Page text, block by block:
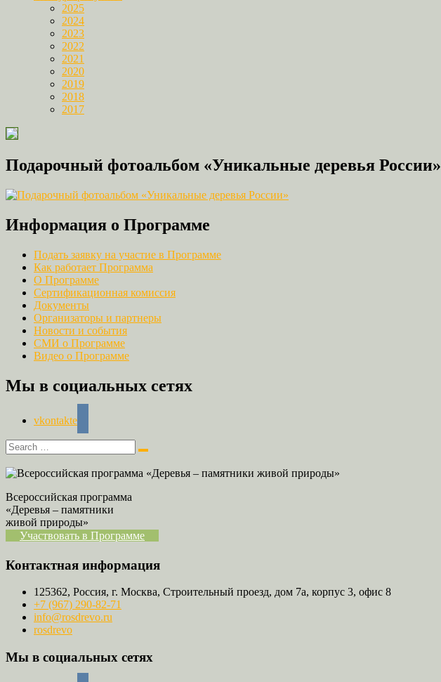
2025
2024
2023
2022
2021
2020
2019
2018
2017
Подарочный фотоальбом «Уникальные деревья России»
Информация о Программе
Подать заявку на участие в Программе
Как работает Программа
О Программе
Сертификационная комиссия
Документы
Организаторы и партнеры
Новости и события
СМИ о Программе
Видео о Программе
Мы в социальных сетях
vkontakte
Всероссийская программа
«Деревья – памятники
живой природы»
Участвовать в Программе
Контактная информация
125362, Россия, г. Москва, Строительный проезд, дом 7а, корпус 3, офис 8
+7 (967) 290-82-71
info@rosdrevo.ru
rosdrevo
Мы в социальных сетях